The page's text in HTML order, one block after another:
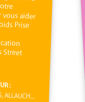
:
ALLAUCH...